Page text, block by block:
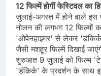
12 फिल्में होगीं फेस्टिवल का
जुलाई-अगस्त में होने वाले इस
नोलन की लगभग 12 फिल्मों
'ओपेनहाइमर' से लेकर
जैसी मशहूर फिल्में दिखाई
शुरुआत 9 जुलाई को फिल्म
'डंकिर्क' के प्रदर्शन के साथ